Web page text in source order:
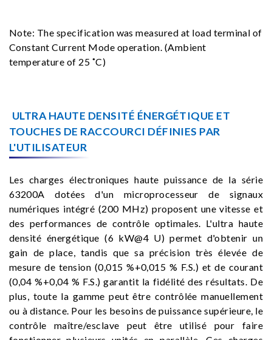
Note: The specification was measured at load terminal of
Constant Current Mode operation. (Ambient
temperature of 25 ˚C)
ULTRA HAUTE DENSITÉ ÉNERGÉTIQUE ET
TOUCHES DE RACCOURCI DÉFINIES PAR
L'UTILISATEUR
Les charges électroniques haute puissance de la série
63200A dotées d'un microprocesseur de signaux
numériques intégré (200 MHz) proposent une vitesse et
des performances de contrôle optimales. L'ultra haute
densité énergétique (6 kW@4 U) permet d'obtenir un
gain de place, tandis que sa précision très élevée de
mesure de tension (0,015 %+0,015 % F.S.) et de courant
(0,04 %+0,04 % F.S.) garantit la fidélité des résultats. De
plus, toute la gamme peut être contrôlée manuellement
ou à distance. Pour les besoins de puissance supérieure, le
contrôle maître/esclave peut être utilisé pour faire